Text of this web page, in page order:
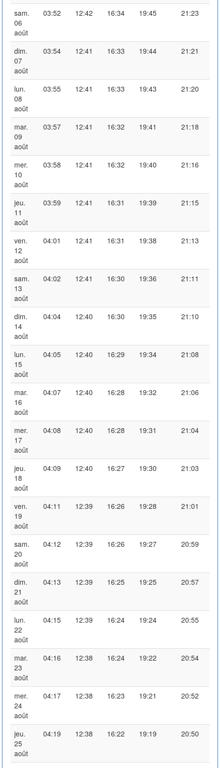
sam.
06
août
03:52 12:42 16:34 19:45 21:23
dim.
07
août
03:54 12:41 16:33 19:44 21:21
lun.
08
août
03:55 12:41 16:33 19:43 21:20
mar.
09
août
03:57 12:41 16:32 19:41 21:18
mer.
10
août
03:58 12:41 16:32 19:40 21:16
jeu.
11
août
03:59 12:41 16:31 19:39 21:15
ven.
12
août
04:01 12:41 16:31 19:38 21:13
sam.
13
août
04:02 12:41 16:30 19:36 21:11
dim.
14
août
04:04 12:40 16:30 19:35 21:10
lun.
15
août
04:05 12:40 16:29 19:34 21:08
mar.
16
août
04:07 12:40 16:28 19:32 21:06
mer.
17
août
04:08 12:40 16:28 19:31 21:04
jeu.
18
août
04:09 12:40 16:27 19:30 21:03
ven.
19
août
04:11 12:39 16:26 19:28 21:01
sam.
20
août
04:12 12:39 16:26 19:27 20:59
dim.
21
août
04:13 12:39 16:25 19:25 20:57
lun.
22
août
04:15 12:39 16:24 19:24 20:55
mar.
23
août
04:16 12:38 16:24 19:22 20:54
mer.
24
août
04:17 12:38 16:23 19:21 20:52
jeu.
25
août
04:19 12:38 16:22 19:19 20:50